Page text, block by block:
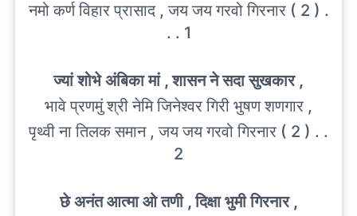
नमो कर्ण विहार प्रासाद , जय जय गरवो गिरनार ( 2 ) .
. . 1
ज्यां शोभे अंबिका मां , शासन ने सदा सुखकार ,
भावे प्रणमुं श्री नेमि जिनेश्वर गिरी भुषण शणगार ,
पृथ्वी ना तिलक समान , जय जय गरवो गिरनार ( 2 ) . .
2
छे अनंत आत्मा ओ तणी , दिक्षा भुमी गिरनार ,